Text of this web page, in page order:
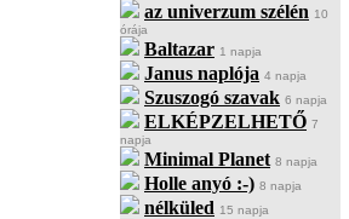
az univerzum szélén 10
órája
Baltazar 1 napja
Janus naplója 4 napja
Szuszogó szavak 6 napja
ELKÉPZELHETŐ 7
napja
Minimal Planet 8 napja
Holle anyó :-) 8 napja
nélküled 15 napja